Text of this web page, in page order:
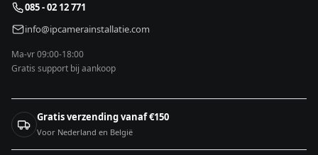
085 - 02 12 771
info@ipcamerainstallatie.com
Ma-vr 09:00-18:00
Gratis support bij aankoop
Gratis verzending vanaf €150
Voor Nederland en België